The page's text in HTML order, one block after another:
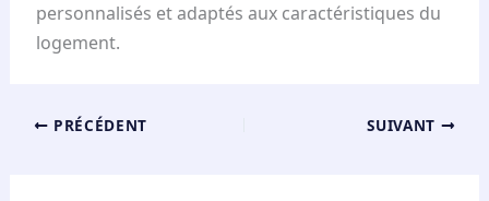
personnalisés et adaptés aux caractéristiques du
logement.
PRÉCÉDENT SUIVANT